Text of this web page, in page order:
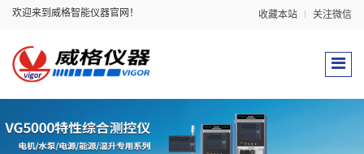
欢迎来到威格智能仪器官网！ 收藏本站 关注微信